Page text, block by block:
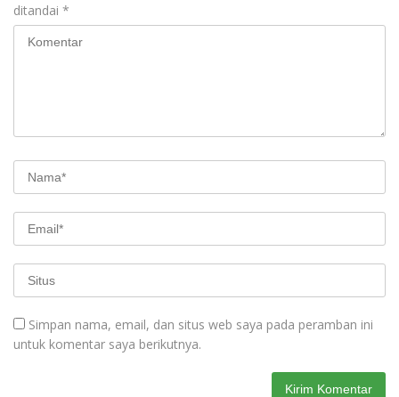
ditandai *
Simpan nama, email, dan situs web saya pada peramban ini
untuk komentar saya berikutnya.